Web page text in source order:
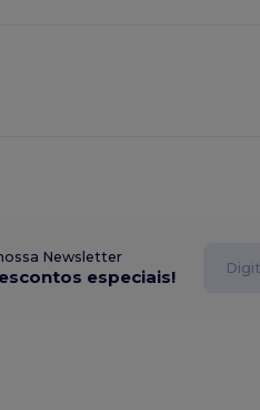
Newsletter
especiais!